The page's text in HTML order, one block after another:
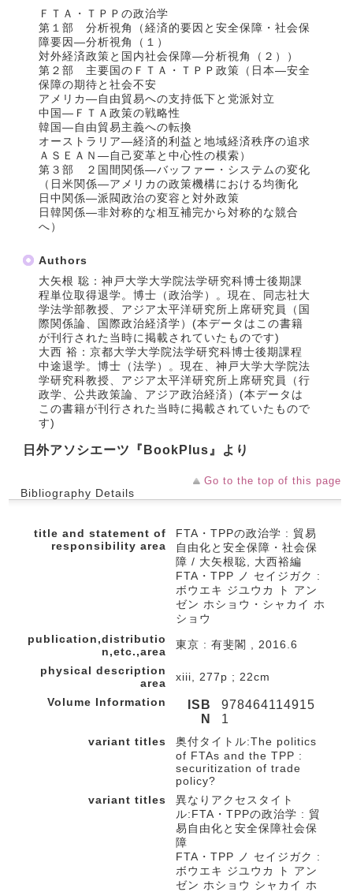
ＦＴＡ・ＴＰＰの政治学
第１部 分析視角（経済的要因と安全保障・社会保
障要因―分析視角（１）
対外経済政策と国内社会保障―分析視角（２））
第２部 主要国のＦＴＡ・ＴＰＰ政策（日本―安全
保障の期待と社会不安
アメリカ―自由貿易への支持低下と党派対立
中国―ＦＴＡ政策の戦略性
韓国―自由貿易主義への転換
オーストラリア―経済的利益と地域経済秩序の追求
ＡＳＥＡＮ―自己変革と中心性の模索）
第３部 ２国間関係―バッファー・システムの変化
（日米関係―アメリカの政策機構における均衡化
日中関係―派閥政治の変容と対外政策
日韓関係―非対称的な相互補完から対称的な競合
へ）
Authors
大矢根 聡：神戸大学大学院法学研究科博士後期課
程単位取得退学。博士（政治学）。現在、同志社大
学法学部教授、アジア太平洋研究所上席研究員（国
際関係論、国際政治経済学）(本データはこの書籍
が刊行された当時に掲載されていたものです)
大西 裕：京都大学大学院法学研究科博士後期課程
中途退学。博士（法学）。現在、神戸大学大学院法
学研究科教授、アジア太平洋研究所上席研究員（行
政学、公共政策論、アジア政治経済）(本データは
この書籍が刊行された当時に掲載されていたもので
す)
日外アソシエーツ『BookPlus』より
Go to the top of this page
Bibliography Details
title and statement of
responsibility area
FTA・TPPの政治学 : 貿易
自由化と安全保障・社会保
障 / 大矢根聡, 大西裕編
FTA・TPP ノ セイジガク :
ボウエキ ジユウカ ト アン
ゼン ホショウ・シャカイ ホ
ショウ
publication,distributio
n,etc.,area
東京 : 有斐閣 , 2016.6
physical description
area
xiii, 277p ; 22cm
Volume Information
ISB
N
978464114915
1
variant titles
奥付タイトル:The politics
of FTAs and the TPP :
securitization of trade
policy?
variant titles
異なりアクセスタイト
ル:FTA・TPPの政治学 : 貿
易自由化と安全保障社会保
障
FTA・TPP ノ セイジガク :
ボウエキ ジユウカ ト アン
ゼン ホショウ シャカイ ホ